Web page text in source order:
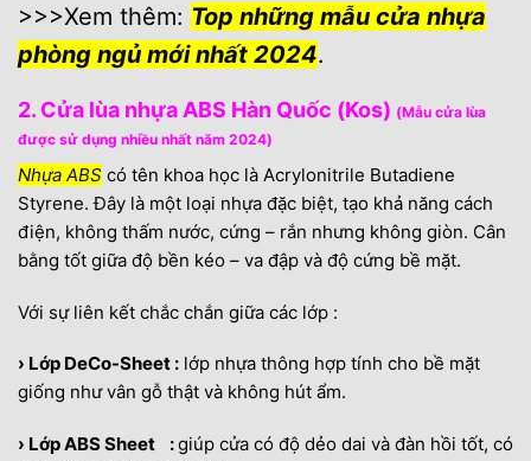
>>>Xem thêm: Top những mẫu cửa nhựa
phòng ngủ mới nhất 2024.
2. Cửa lùa nhựa ABS Hàn Quốc (Kos) (Mẫu cửa lùa
được sử dụng nhiều nhất năm 2024)
Nhựa ABS có tên khoa học là Acrylonitrile Butadiene
Styrene. Đây là một loại nhựa đặc biệt, tạo khả năng cách
điện, không thấm nước, cứng – rắn nhưng không giòn. Cân
bằng tốt giữa độ bền kéo – va đập và độ cứng bề mặt.
Với sự liên kết chắc chắn giữa các lớp :
› Lớp DeCo-Sheet : lớp nhựa thông hợp tính cho bề mặt
giống như vân gỗ thật và không hút ẩm.
› Lớp ABS Sheet :giúp cửa có độ dẻo dai và đàn hồi tốt, có